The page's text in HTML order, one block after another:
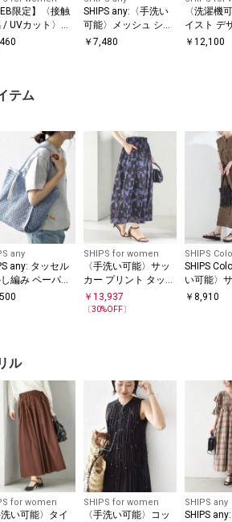
限定】〈接触
/ UVカット〉シ
オーガンジー コ
SHIPS any:〈手洗い
可能〉メッシュ シア
ー ハンカチ スリーブ
￥ 7,480
〈洗濯機
イスト デ
ー ドッキ
￥12,100
テム
any
any: タッセル
編み ペーパー
バッグ
SHIPS for women
〈手洗い可能〉サッ
カー プリント タック
ギャザー スカート
￥ 13,937
〔30%OFF〕
SHIPS
SHIPS
い可能〉
ト シャツ
￥8,910
ル
for women
洗い可能〉タイ
SHIPS for women
〈手洗い可能〉コッ
SHIPS any
SHIPS